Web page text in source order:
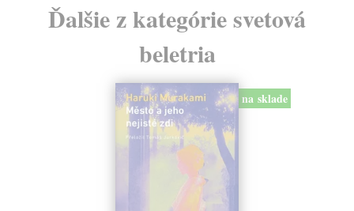
Ďalšie z kategórie svetová
beletria
na sklade